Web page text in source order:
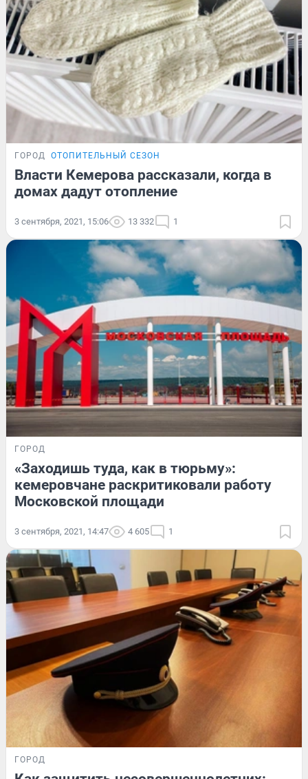
ГОРОД ОТОПИТЕЛЬНЫЙ СЕЗОН
Власти Кемерова рассказали, когда в
домах дадут отопление
3 сентября, 2021, 15:06 13 332 1
ГОРОД
«Заходишь туда, как в тюрьму»:
кемеровчане раскритиковали работу
Московской площади
3 сентября, 2021, 14:47 4 605 1
ГОРОД